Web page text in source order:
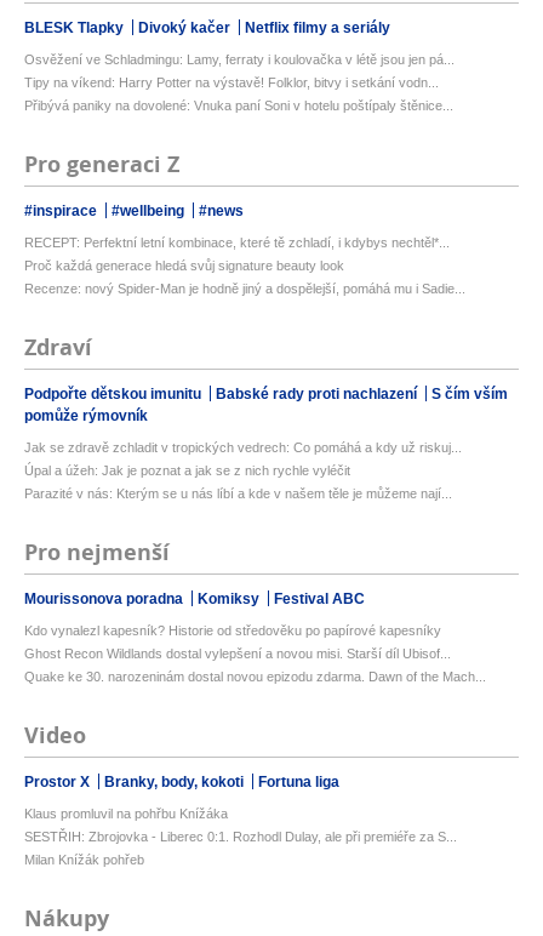
BLESK Tlapky Divoký kačer Netflix filmy a seriály
Osvěžení ve Schladmingu: Lamy, ferraty i koulovačka v létě jsou jen pá...
Tipy na víkend: Harry Potter na výstavě! Folklor, bitvy i setkání vodn...
Přibývá paniky na dovolené: Vnuka paní Soni v hotelu poštípaly štěnice...
Pro generaci Z
#inspirace #wellbeing #news
RECEPT: Perfektní letní kombinace, které tě zchladí, i kdybys nechtěl*...
Proč každá generace hledá svůj signature beauty look
Recenze: nový Spider-Man je hodně jiný a dospělejší, pomáhá mu i Sadie...
Zdraví
Podpořte dětskou imunitu Babské rady proti nachlazení
S čím vším
pomůže rýmovník
Jak se zdravě zchladit v tropických vedrech: Co pomáhá a kdy už riskuj...
Úpal a úžeh: Jak je poznat a jak se z nich rychle vyléčit
Parazité v nás: Kterým se u nás líbí a kde v našem těle je můžeme nají...
Pro nejmenší
Mourissonova poradna Komiksy Festival ABC
Kdo vynalezl kapesník? Historie od středověku po papírové kapesníky
Ghost Recon Wildlands dostal vylepšení a novou misi. Starší díl Ubisof...
Quake ke 30. narozeninám dostal novou epizodu zdarma. Dawn of the Mach...
Video
Prostor X Branky, body, kokoti Fortuna liga
Klaus promluvil na pohřbu Knížáka
SESTŘIH: Zbrojovka - Liberec 0:1. Rozhodl Dulay, ale při premiéře za S...
Milan Knížák pohřeb
Nákupy